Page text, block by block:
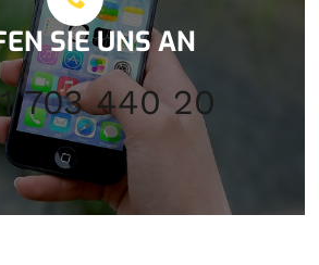
SIE UNS AN
703 440 20